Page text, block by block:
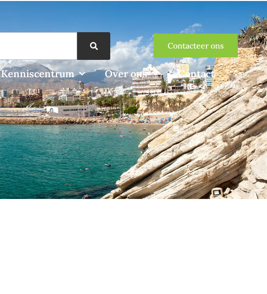
Contacteer ons
Kenniscentrum Over ons Contact